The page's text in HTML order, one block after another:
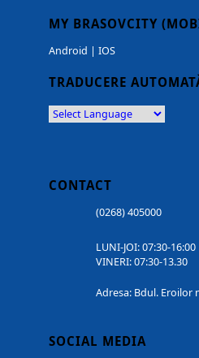
MY BRASOVCITY
Android | IOS
TRADUCERE
CONTACT
(0268) 405000
LUNI-JOI: 07:30-16:00
VINERI: 07:30-13.30
Adresa: Bdul. Eroilor
SOCIAL MEDIA